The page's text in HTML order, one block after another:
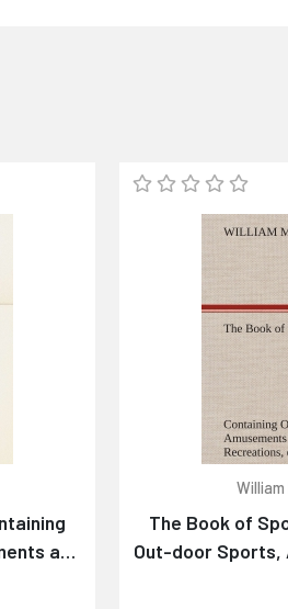
and
The Book of
Out-door Sports,